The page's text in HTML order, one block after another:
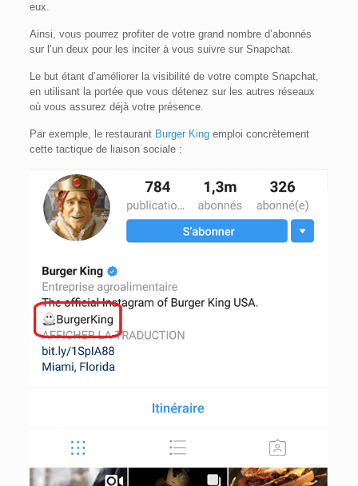
eux.
Ainsi, vous pourrez profiter de votre grand nombre d’abonnés
sur l’un deux pour les inciter à vous suivre sur Snapchat.
Le but étant d’améliorer la visibilité de votre compte Snapchat,
en utilisant la portée que vous détenez sur les autres réseaux
où vous assurez déjà votre présence.
Par exemple, le restaurant Burger Kingemploi concrètement
cette tactique de liaison sociale :